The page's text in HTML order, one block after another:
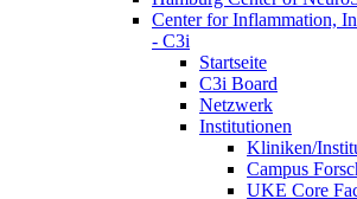
Center for Inflammation,
- C3i
Startseite
C3i Board
Netzwerk
Institutionen
Kliniken/
Campus
UKE Core